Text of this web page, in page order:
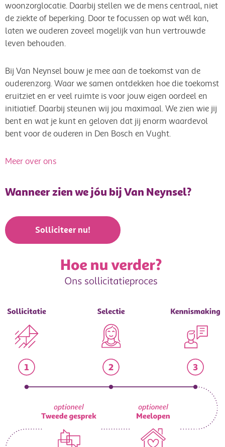
woonzorglocatie. Daarbij stellen we de mens centraal, niet
de ziekte of beperking. Door te focussen op wat wél kan,
laten we ouderen zoveel mogelijk van hun vertrouwde
leven behouden.
Bij Van Neynsel bouw je mee aan de toekomst van de
ouderenzorg. Waar we samen ontdekken hoe die toekomst
eruitziet en er veel ruimte is voor jouw eigen oordeel en
initiatief. Daarbij steunen wij jou maximaal. We zien wie jij
bent en wat je kunt en geloven dat jij enorm waardevol
bent voor de ouderen in Den Bosch en Vught.
Meer over ons
Wanneer zien we jóu bij Van Neynsel?
Solliciteer nu!